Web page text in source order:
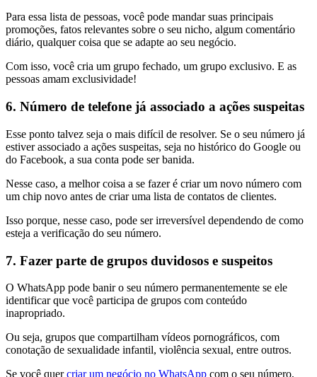
Para essa lista de pessoas, você pode mandar suas principais
promoções, fatos relevantes sobre o seu nicho, algum comentário
diário, qualquer coisa que se adapte ao seu negócio.
Com isso, você cria um grupo fechado, um grupo exclusivo. E as
pessoas amam exclusividade!
6. Número de telefone já associado a ações suspeitas
Esse ponto talvez seja o mais difícil de resolver. Se o seu número já
estiver associado a ações suspeitas, seja no histórico do Google ou
do Facebook, a sua conta pode ser banida.
Nesse caso, a melhor coisa a se fazer é criar um novo número com
um chip novo antes de criar uma lista de contatos de clientes.
Isso porque, nesse caso, pode ser irreversível dependendo de como
esteja a verificação do seu número.
7. Fazer parte de grupos duvidosos e suspeitos
O WhatsApp pode banir o seu número permanentemente se ele
identificar que você participa de grupos com conteúdo
inapropriado.
Ou seja, grupos que compartilham vídeos pornográficos, com
conotação de sexualidade infantil, violência sexual, entre outros.
Se você quercriar um negócio no WhatsApp com o seu número,